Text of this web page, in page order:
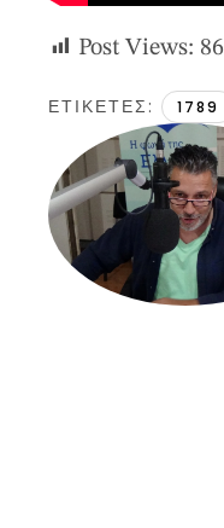
Post Views: 86
ΕΤΙΚΕΤΕΣ: 1789